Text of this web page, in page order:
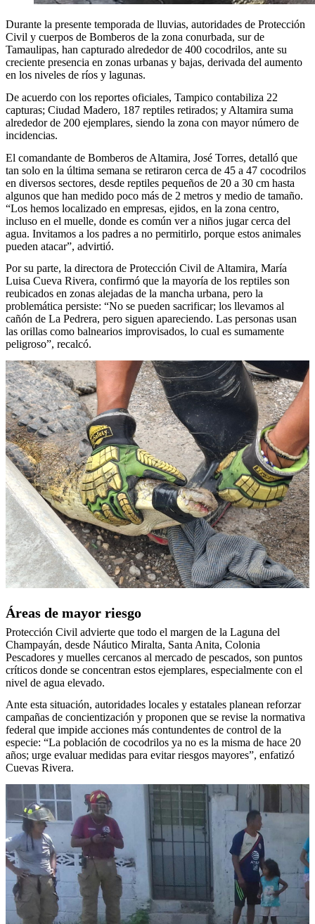
Durante la presente temporada de lluvias, autoridades de Protección
Civil y cuerpos de Bomberos de la zona conurbada, sur de
Tamaulipas, han capturado alrededor de 400 cocodrilos, ante su
creciente presencia en zonas urbanas y bajas, derivada del aumento
en los niveles de ríos y lagunas.
De acuerdo con los reportes oficiales, Tampico contabiliza 22
capturas; Ciudad Madero, 187 reptiles retirados; y Altamira suma
alrededor de 200 ejemplares, siendo la zona con mayor número de
incidencias.
El comandante de Bomberos de Altamira, José Torres, detalló que
tan solo en la última semana se retiraron cerca de 45 a 47 cocodrilos
en diversos sectores, desde reptiles pequeños de 20 a 30 cm hasta
algunos que han medido poco más de 2 metros y medio de tamaño.
“Los hemos localizado en empresas, ejidos, en la zona centro,
incluso en el muelle, donde es común ver a niños jugar cerca del
agua. Invitamos a los padres a no permitirlo, porque estos animales
pueden atacar”, advirtió.
Por su parte, la directora de Protección Civil de Altamira, María
Luisa Cueva Rivera, confirmó que la mayoría de los reptiles son
reubicados en zonas alejadas de la mancha urbana, pero la
problemática persiste: “No se pueden sacrificar; los llevamos al
cañón de La Pedrera, pero siguen apareciendo. Las personas usan
las orillas como balnearios improvisados, lo cual es sumamente
peligroso”, recalcó.
Áreas de mayor riesgo
Protección Civil advierte que todo el margen de la Laguna del
Champayán, desde Náutico Miralta, Santa Anita, Colonia
Pescadores y muelles cercanos al mercado de pescados, son puntos
críticos donde se concentran estos ejemplares, especialmente con el
nivel de agua elevado.
Ante esta situación, autoridades locales y estatales planean reforzar
campañas de concientización y proponen que se revise la normativa
federal que impide acciones más contundentes de control de la
especie: “La población de cocodrilos ya no es la misma de hace 20
años; urge evaluar medidas para evitar riesgos mayores”, enfatizó
Cuevas Rivera.